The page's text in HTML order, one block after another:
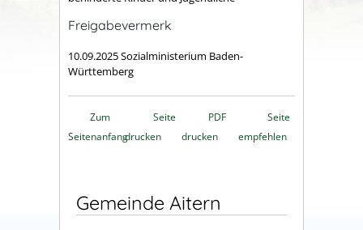
Freigabevermerk
10.09.2025 Sozialministerium Baden-
Württemberg
Zum
Seitenanfang
Seite
drucken
PDF
drucken
Seite
empfehlen
Gemeinde Aitern